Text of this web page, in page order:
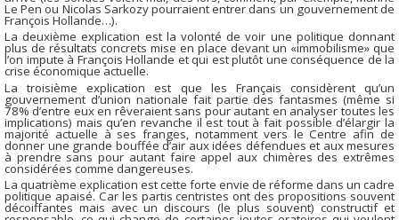
Le Pen ou Nicolas Sarkozy pourraient entrer dans un gouvernement de
François Hollande…).
La deuxième explication est la volonté de voir une politique donnant
plus de résultats concrets mise en place devant un «immobilisme» que
l’on impute à François Hollande et qui est plutôt une conséquence de la
crise économique actuelle.
La troisième explication est que les Français considèrent qu’un
gouvernement d’union nationale fait partie des fantasmes (même si
78% d’entre eux en rêveraient sans pour autant en analyser toutes les
implications) mais qu’en revanche il est tout à fait possible d’élargir la
majorité actuelle à ses franges, notamment vers le Centre afin de
donner une grande bouffée d’air aux idées défendues et aux mesures
à prendre sans pour autant faire appel aux chimères des extrêmes
considérées comme dangereuses.
La quatrième explication est cette forte envie de réforme dans un cadre
politique apaisé. Car les partis centristes ont des propositions souvent
décoiffantes mais avec un discours (le plus souvent) constructif et